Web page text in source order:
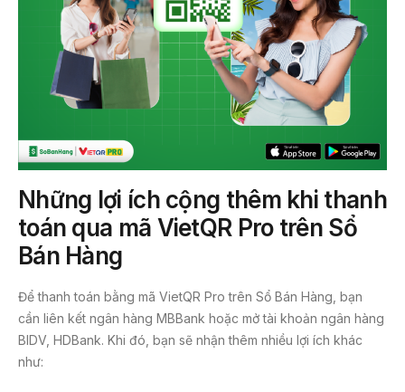
Những lợi ích cộng thêm khi thanh
toán qua mã VietQR Pro trên Sổ
Bán Hàng
Để thanh toán bằng mã VietQR Pro trên Sổ Bán Hàng, bạn
cần liên kết ngân hàng MBBank hoặc mở tài khoản ngân hàng
BIDV, HDBank. Khi đó, bạn sẽ nhận thêm nhiều lợi ích khác
như: